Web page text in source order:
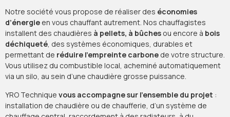
Notre société vous propose de réaliser des économies
d’énergie en vous chauffant autrement. Nos chauffagistes
installent des chaudières à pellets, à bûches ou encore à bois
déchiqueté, des systèmes économiques, durables et
permettant de réduire l’empreinte carbone de votre structure.
Vous utilisez du combustible local, acheminé automatiquement
via un silo, au sein d’une chaudière grosse puissance.
YRO Technique vous accompagne sur l’ensemble du projet :
installation de chaudière ou de chaufferie, d’un système de